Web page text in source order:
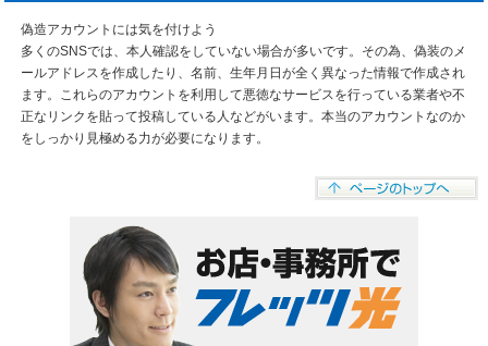
偽造アカウントには気を付けよう
多くのSNSでは、本人確認をしていない場合が多いです。その為、偽装のメ
ールアドレスを作成したり、名前、生年月日が全く異なった情報で作成され
ます。これらのアカウントを利用して悪徳なサービスを行っている業者や不
正なリンクを貼って投稿している人などがいます。本当のアカウントなのか
をしっかり見極める力が必要になります。